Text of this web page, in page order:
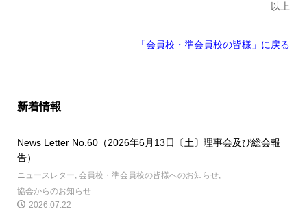
以上
「会員校・準会員校の皆様」に戻る
新着情報
News Letter No.60（2026年6月13日〔土〕理事会及び総会報
告）
ニュースレター 会員校・準会員校の皆様へのお知らせ
協会からのお知らせ
2026.07.22